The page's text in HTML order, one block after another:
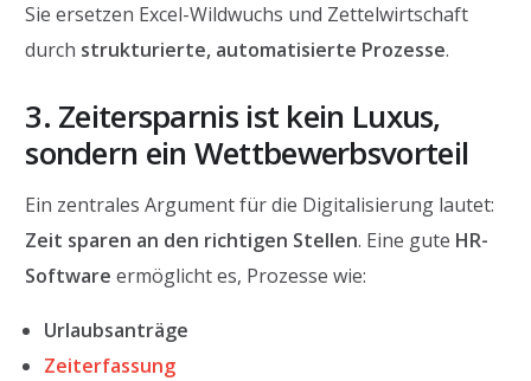
Sie ersetzen Excel-Wildwuchs und Zettelwirtschaft
durch strukturierte, automatisierte Prozesse.
3. Zeitersparnis ist kein Luxus,
sondern ein Wettbewerbsvorteil
Ein zentrales Argument für die Digitalisierung lautet:
Zeit sparen an den richtigen Stellen. Eine gute HR-
Software ermöglicht es, Prozesse wie:
Urlaubsanträge
Zeiterfassung